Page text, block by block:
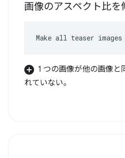
画像のアスペクト比を
Make all teaser
1 つの画像が他の画像
れていない。